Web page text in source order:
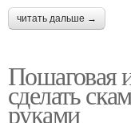
читать дальше →
Пошаговая
сделать
руками